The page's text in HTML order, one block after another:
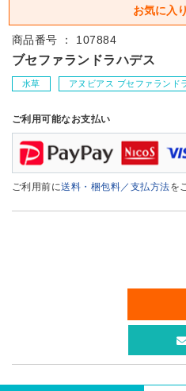
商品番号 ： 107884
ブセファランドラハデス
水草 アヌビアス ブセファランド
ご利用可能なお支払い
ご利用前に送料・梱包料／支払方法を